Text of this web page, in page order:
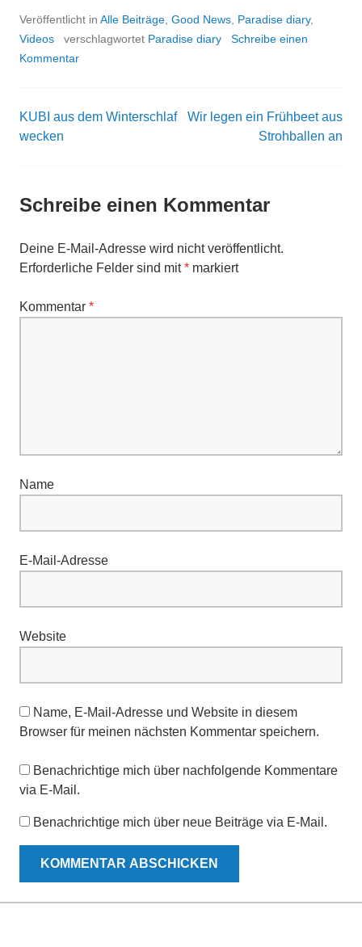
Veröffentlicht in Alle Beiträge Good News Paradise diary,
Videos
verschlagwortet Paradise diary
Schreibe einen
Kommentar
Beitrags-
KUBI aus dem Winterschlaf
wecken
Wir legen ein Frühbeet aus
Strohballen an
Schreibe einen Kommentar
Deine E-Mail-Adresse wird nicht veröffentlicht.
Erforderliche Felder sind mit* markiert
Kommentar *
Name
E-Mail-Adresse
Website
Name, E-Mail-Adresse und Website in diesem
Browser für meinen nächsten Kommentar speichern.
Benachrichtige mich über nachfolgende Kommentare
via E-Mail.
Benachrichtige mich über neue Beiträge via E-Mail.